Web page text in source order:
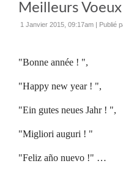
Meilleurs
1 Janvier 2015, 09:17am | Publié
"Bonne année ! ",
"Happy new year ! ",
"Ein gutes neues Jahr ! ",
"Migliori auguri ! "
"Feliz año nuevo !" …